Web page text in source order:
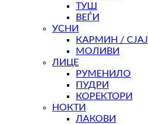
ТУШ
ВЕЃИ
УСНИ
КАРМИН / СЈАЈ
МОЛИВИ
ЛИЦЕ
РУМЕНИЛО
ПУДРИ
КОРЕКТОРИ
НОКТИ
ЛАКОВИ